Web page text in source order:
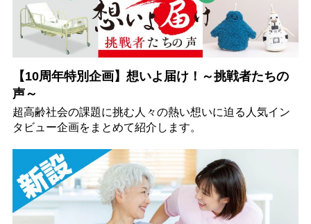
【10周年特別企画】想いよ届け！～挑戦者たちの
声～
超高齢社会の課題に挑む人々の熱い想いに迫る人気イン
タビュー企画をまとめて紹介します。